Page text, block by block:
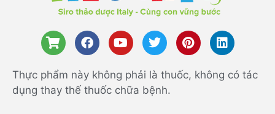
Thực phẩm này không phải là thuốc, không có tác
dụng thay thế thuốc chữa bệnh.